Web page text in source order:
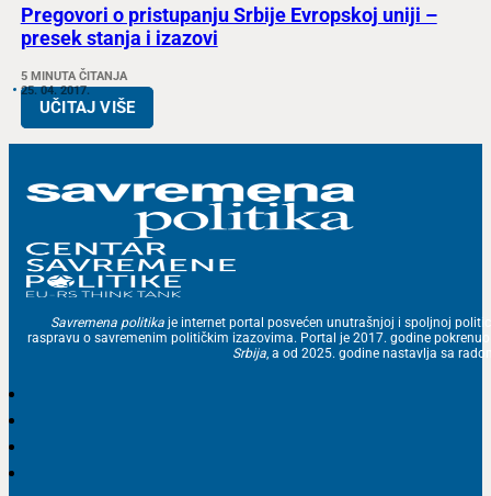
Pregovori o pristupanju Srbije Evropskoj uniji –
presek stanja i izazovi
5 MINUTA ČITANJA
25. 04. 2017.
UČITAJ VIŠE
Savremena politika je internet portal posvećen unutrašnjoj i spoljnoj
raspravu o savremenim političkim izazovima. Portal je 2017. godine
Srbija, a od 2025. godine nastavlja sa